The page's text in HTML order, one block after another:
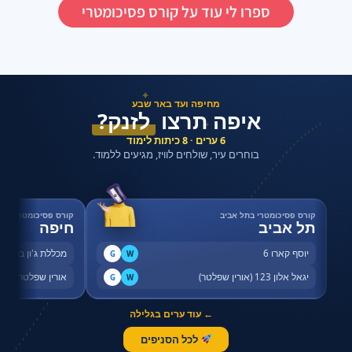
ספרו לי עוד על קורס פסיכומטרי
✦
✦
מחיפה ועד באר שבע
איפה תרצולזנק?
6 ערים · 8 כיתות לימוד
בוחרים עיר, שולחים לוויז, מגיעים ללמוד.
קורס פסיכומטרי בתל אביב
תל אביב
יוסף קארו 6 W
G
יגאל אלון 123 (אורין שפלטר) W
G
קורס פסיכומטרי
חיפה
מכללת ג'ון
אורין שפלטר,
← עוד ערים בגלילה
לכל הסניפים